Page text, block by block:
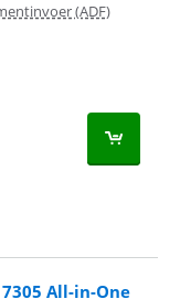
(ADF)
All-in-One